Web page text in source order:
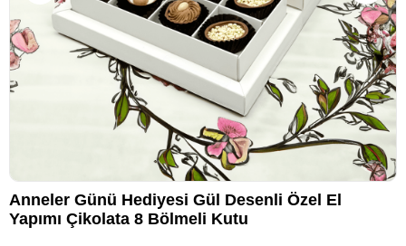
Anneler Günü Hediyesi Gül Desenli Özel El
Yapımı Çikolata 8 Bölmeli Kutu